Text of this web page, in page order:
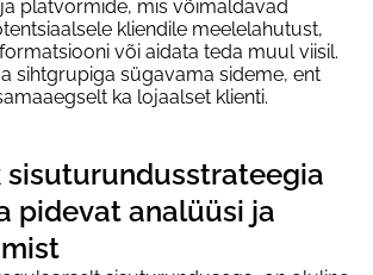
platvormide, mis võimaldavad
kliendile meelelahutust,
või aidata teda muul viisil.
sihtgrupiga sügavama sideme, ent
ka lojaalset klienti.
sisuturundusstrateegia
pidevat analüüsi ja